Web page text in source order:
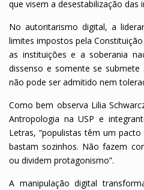
que visem a desestabilização das
No autoritarismo digital, a
limites impostos pela
as instituições e a soberania
dissenso e somente se
não pode ser admitido nem
Como bem observa Lilia
Antropologia na USP e
Letras, “populistas têm um
bastam sozinhos. Não fazem
ou dividem protagonismo”.
A manipulação digital